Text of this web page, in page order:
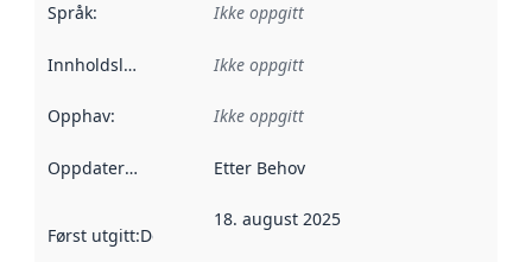
Språk: Ikke oppgitt
Innholdsleverandører :
Ikke oppgitt
Opphav: Ikke oppgitt
Oppdateringsfrekvens :
Etter Behov
Først utgitt:Denne datoen sier når dataene i dette
18. august 2025